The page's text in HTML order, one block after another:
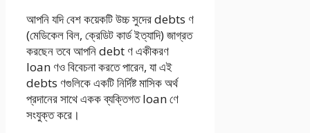
আপনি যদি বেশ কয়েকটি উচ্চ সুদের debts ণ
(মেডিকেল বিল, ক্রেডিট কার্ড ইত্যাদি) জাগ্রত
করছেন তবে আপনি debt ণ একীকরণ
loan ণও বিবেচনা করতে পারেন, যা এই
debts ণগুলিকে একটি নির্দিষ্ট মাসিক অর্থ
প্রদানের সাথে একক ব্যক্তিগত loan ণে
সংযুক্ত করে।